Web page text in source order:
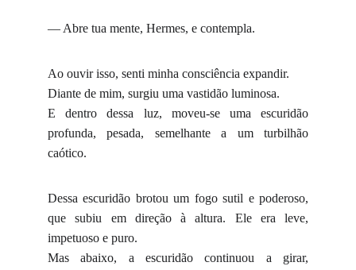
— Abre tua mente, Hermes, e contempla.
Ao ouvir isso, senti minha consciência expandir.
Diante de mim, surgiu uma vastidão luminosa.
E dentro dessa luz, moveu-se uma escuridão
profunda, pesada, semelhante a um turbilhão
caótico.
Dessa escuridão brotou um fogo sutil e poderoso,
que subiu em direção à altura. Ele era leve,
impetuoso e puro.
Mas abaixo, a escuridão continuou a girar,